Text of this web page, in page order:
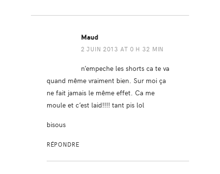
Maud
2 JUIN 2013 AT 0 H 32 MIN
n’empeche les shorts ca te va
quand même vraiment bien. Sur moi ça
ne fait jamais le même effet. Ca me
moule et c’est laid!!!! tant pis lol
bisous
RÉPONDRE